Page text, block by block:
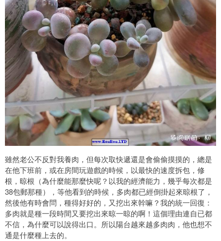
雖然老公不反對我養肉，但每次取快遞還是會偷偷摸摸的，總是
在他下班前，或在房間玩遊戲的時候，以最快的速度拆包，修
根，晾根（為什麼能那麼快呢？以我的經濟能力，幾乎每次都是
38包郵那種），等他看到的時候，多肉都已經倒掛起來晾根了，
然後他有時會問，種得好好的，又挖出來幹嘛？我的統一回復：
多肉就是種一段時間又要挖出來晾一晾的啊！這個理由連自已都
不信，為什麼可以說得出口。所以陽台越來越多肉肉，他也想不
通是什麼種上去的。